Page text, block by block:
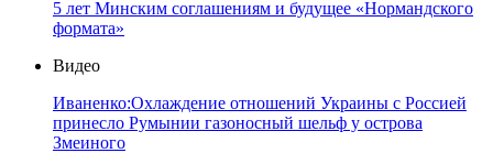
5 лет Минским соглашениям и будущее «Нормандского
формата»
Видео
Иваненко:Охлаждение отношений Украины с Россией
принесло Румынии газоносный шельф у острова
Змеиного